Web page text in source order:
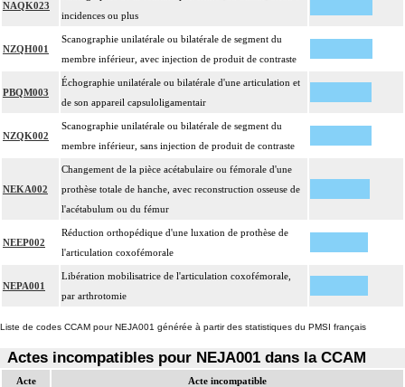
NAQK023
incidences ou plus
NZQH001
Scanographie unilatérale ou bilatérale de segment du
membre inférieur, avec injection de produit de contraste
PBQM003
Échographie unilatérale ou bilatérale d'une articulation et
de son appareil capsuloligamentair
NZQK002
Scanographie unilatérale ou bilatérale de segment du
membre inférieur, sans injection de produit de contraste
NEKA002
Changement de la pièce acétabulaire ou fémorale d'une
prothèse totale de hanche, avec reconstruction osseuse de
l'acétabulum ou du fémur
NEEP002
Réduction orthopédique d'une luxation de prothèse de
l'articulation coxofémorale
NEPA001
Libération mobilisatrice de l'articulation coxofémorale,
par arthrotomie
Liste de codes CCAM pour NEJA001 générée à partir des statistiques du PMSI français
Actes incompatibles pour NEJA001 dans la CCAM
Acte Acte incompatible